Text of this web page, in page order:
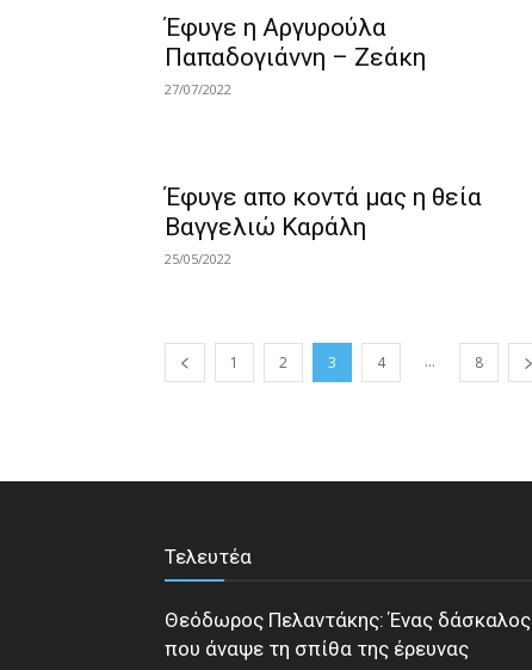
Έφυγε η Αργυρούλα
Παπαδογιάννη – Ζεάκη
27/07/2022
Έφυγε απο κοντά μας η θεία
Βαγγελιώ Καράλη
25/05/2022
1 2 3 4 ... 8
Τελευτέα
Θεόδωρος Πελαντάκης: Ένας δάσκαλος
που άναψε τη σπίθα της έρευνας